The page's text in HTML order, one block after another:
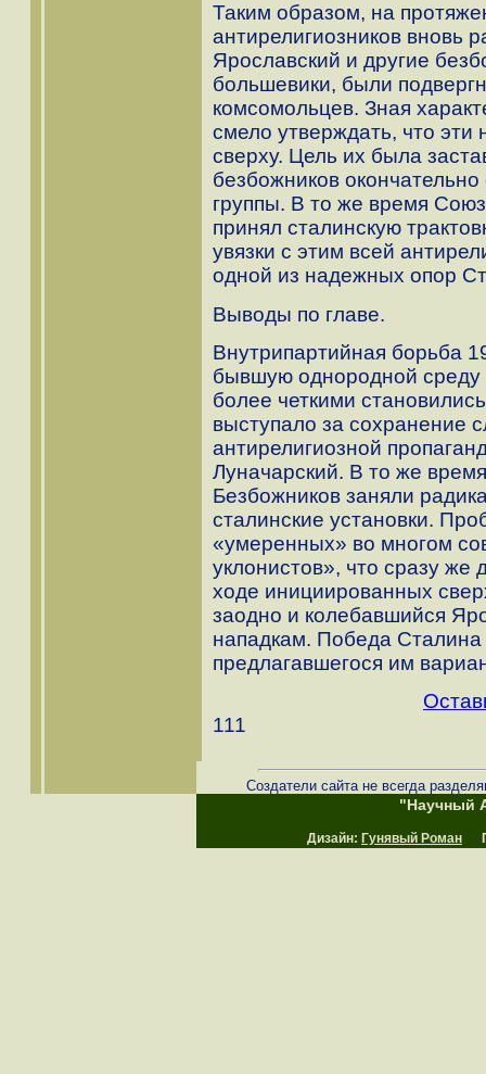
Таким образом, на
антирелигиозников вновь
Ярославский и другие
большевики, были
комсомольцев. Зная
смело утверждать, что
сверху. Цель их была
безбожников
группы. В то же время
принял сталинскую
увязки с этим всей
одной из надежных опор
Выводы по главе.
Внутрипартийная борьба
бывшую однородной среду
более четкими
выступало за сохранение
антирелигиозной
Луначарский. В то же
Безбожников заняли
сталинские установки.
«умеренных» во многом
уклонистов», что сразу же
ходе инициированных
заодно и колебавшийся
нападкам. Победа
предлагавшегося им
111
Создатели сайта не всегда
"Научный
Дизайн: Гунявый Роман